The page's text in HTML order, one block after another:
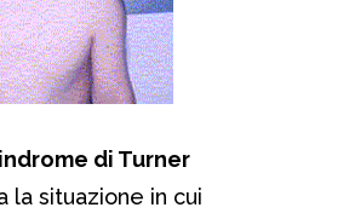
di Turner
la situazione in cui